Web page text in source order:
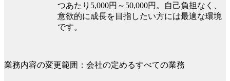
つあたり5,000円～50,000円。自己負担なく、
意欲的に成長を目指したい方には最適な環境
です。
業務内容の変更範囲：会社の定めるすべての業務